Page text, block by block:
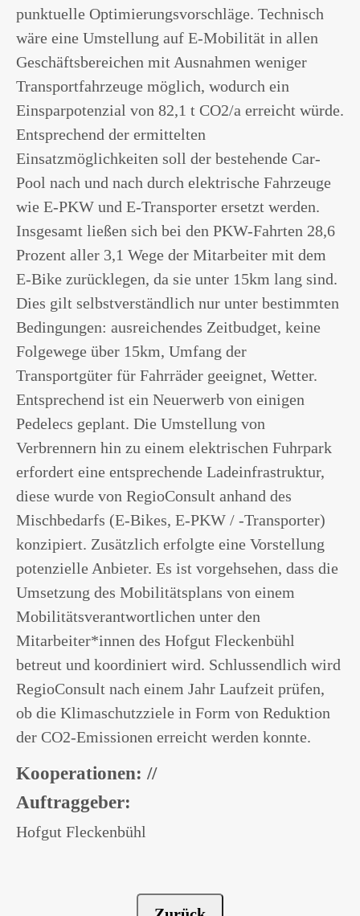
punktuelle Optimierungsvorschläge. Technisch
wäre eine Umstellung auf E-Mobilität in allen
Geschäftsbereichen mit Ausnahmen weniger
Transportfahrzeuge möglich, wodurch ein
Einsparpotenzial von 82,1 t CO2/a erreicht würde.
Entsprechend der ermittelten
Einsatzmöglichkeiten soll der bestehende Car-
Pool nach und nach durch elektrische Fahrzeuge
wie E-PKW und E-Transporter ersetzt werden.
Insgesamt ließen sich bei den PKW-Fahrten 28,6
Prozent aller 3,1 Wege der Mitarbeiter mit dem
E-Bike zurücklegen, da sie unter 15km lang sind.
Dies gilt selbstverständlich nur unter bestimmten
Bedingungen: ausreichendes Zeitbudget, keine
Folgewege über 15km, Umfang der
Transportgüter für Fahrräder geeignet, Wetter.
Entsprechend ist ein Neuerwerb von einigen
Pedelecs geplant. Die Umstellung von
Verbrennern hin zu einem elektrischen Fuhrpark
erfordert eine entsprechende Ladeinfrastruktur,
diese wurde von RegioConsult anhand des
Mischbedarfs (E-Bikes, E-PKW / -Transporter)
konzipiert. Zusätzlich erfolgte eine Vorstellung
potenzielle Anbieter. Es ist vorgehsehen, dass die
Umsetzung des Mobilitätsplans von einem
Mobilitätsverantwortlichen unter den
Mitarbeiter*innen des Hofgut Fleckenbühl
betreut und koordiniert wird. Schlussendlich wird
RegioConsult nach einem Jahr Laufzeit prüfen,
ob die Klimaschutzziele in Form von Reduktion
der CO2-Emissionen erreicht werden konnte.
Kooperationen: //
Auftraggeber:
Hofgut Fleckenbühl